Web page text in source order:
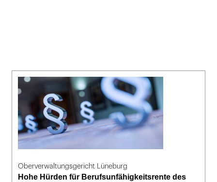
Oberverwaltungsgericht Lüneburg
Hohe Hürden für Berufsunfähigkeitsrente des